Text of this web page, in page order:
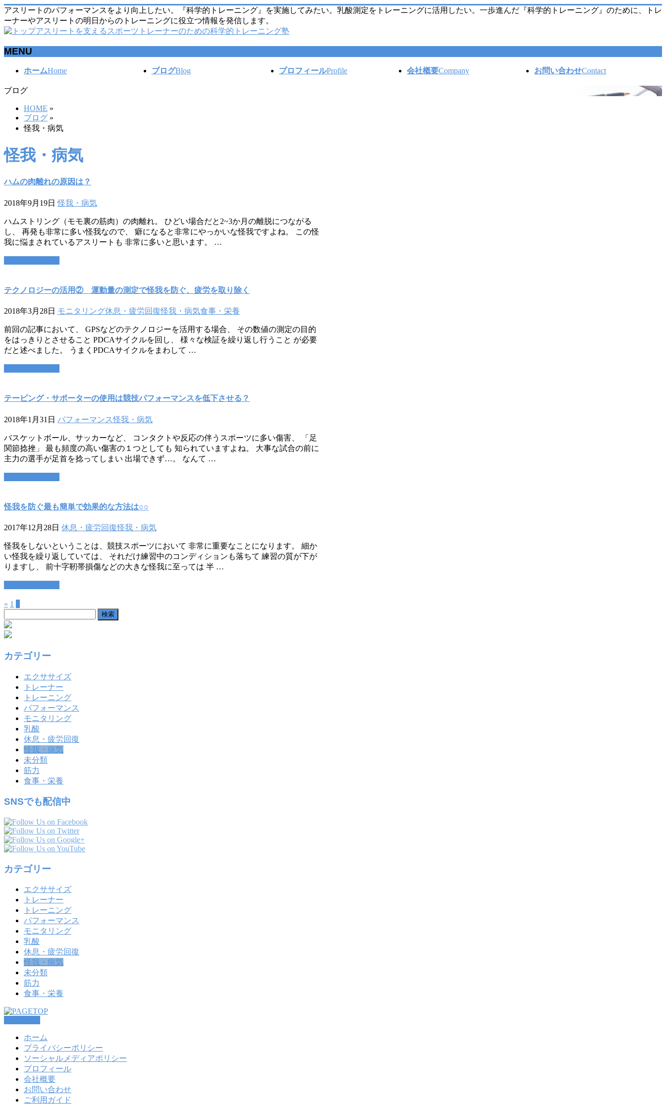
アスリートのパフォーマンスをより向上したい。『科学的トレーニング』を実施してみたい。乳酸測定をトレーニングに活用したい。一歩進んだ『科学的トレーニング』のために、トレ
ーナーやアスリートの明日からのトレーニングに役立つ情報を発信します。
MENU
ュ
ホームHome ブログBlog プロフィールProfile 会社概要Company お問い合わせContact
ブログ
HOME »
ブログ »
怪我・病気
怪我・病気
ハムの肉離れの原因は？
2018年9月19日 怪我・病気
ハムストリング（モモ裏の筋肉）の肉離れ。 ひどい場合だと2~3か月の離脱につながる
し、 再発も非常に多い怪我なので、 癖になると非常にやっかいな怪我ですよね。 この怪
我に悩まされているアスリートも 非常に多いと思います。 …
テクノロジーの活用② 運動量の測定で怪我を防ぐ、疲労を取り除く
2018年3月28日 モニタリング休息・疲労回復怪我・病気食事・栄養
前回の記事において、 GPSなどのテクノロジーを活用する場合、 その数値の測定の目的
をはっきりとさせること PDCAサイクルを回し、 様々な検証を繰り返し行うこと が必要
だと述べました。 うまくPDCAサイクルをまわして …
テーピング・サポーターの使用は競技パフォーマンスを低下させる？
2018年1月31日 パフォーマンス怪我・病気
バスケットボール、サッカーなど、 コンタクトや反応の伴うスポーツに多い傷害、 「足
関節捻挫」 最も頻度の高い傷害の１つとしても 知られていますよね。 大事な試合の前に
主力の選手が足首を捻ってしまい 出場できず…。 なんて …
怪我を防ぐ最も簡単で効果的な方法は○○
2017年12月28日 休息・疲労回復怪我・病気
怪我をしないということは、競技スポーツにおいて 非常に重要なことになります。 細か
い怪我を繰り返していては、 それだけ練習中のコンディションも落ちて 練習の質が下が
りますし、 前十字靭帯損傷などの大きな怪我に至っては 半 …
« 1
索:
カテゴリー
エクササイズ
トレーナー
トレーニング
パフォーマンス
モニタリング
乳酸
休息・疲労回復
怪我・病気
未分類
筋力
食事・栄養
SNSでも配信中
カテゴリー
エクササイズ
トレーナー
トレーニング
パフォーマンス
モニタリング
乳酸
休息・疲労回復
怪我・病気
未分類
筋力
食事・栄養
ホーム
プライバシーポリシー
ソーシャルメディアポリシー
プロフィール
会社概要
お問い合わせ
ご利用ガイド